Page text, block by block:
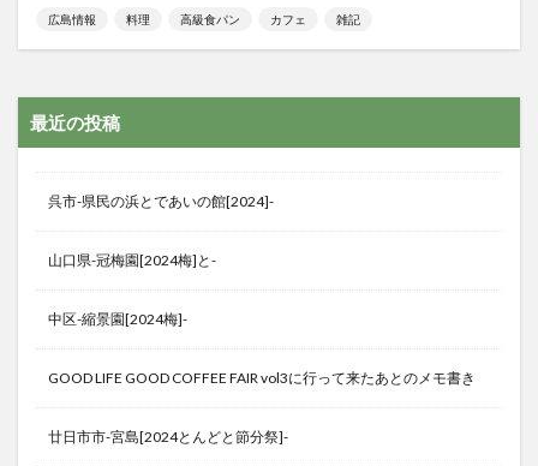
広島情報 料理 高級食パン カフェ 雑記
最近の投稿
呉市-県民の浜とであいの館[2024]-
山口県-冠梅園[2024梅]と-
中区-縮景園[2024梅]-
GOOD LIFE GOOD COFFEE FAIR vol3に行って来たあとのメモ書き
廿日市市-宮島[2024とんどと節分祭]-